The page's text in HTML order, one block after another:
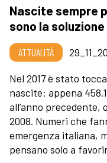
Nascite sempre
sono la soluzione
ATTUALITÀ
Nel 2017 è stato
nascite: appena
all’anno precedente,
2008. Numeri che
emergenza italiana,
pensano solo a